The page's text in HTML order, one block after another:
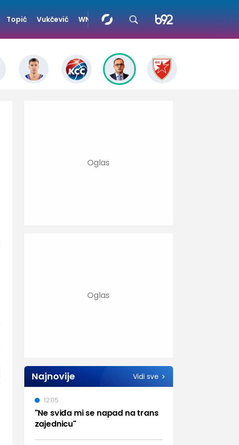
Topić Vukčević WNBA
Najnovije Vidi sve
"Ne sviđa mi se napad na trans
zajednicu"
12:05